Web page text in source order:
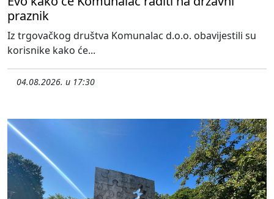
praznik
Iz trgovačkog društva Komunalac d.o.o. obavijestili su
korisnike kako će...
04.08.2026. u 17:30